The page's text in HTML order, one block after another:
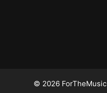
© 2026 ForTheMusic